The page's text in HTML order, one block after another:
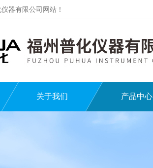
器有限公司网站！
关于我们 产品中心